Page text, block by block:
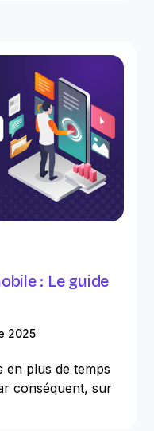
: Le guide
2025
en plus de temps
conséquent, sur